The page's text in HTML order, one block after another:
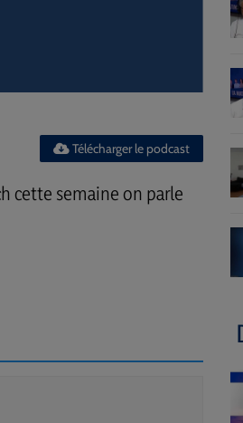
Télécharger le podcast
cette semaine on parle